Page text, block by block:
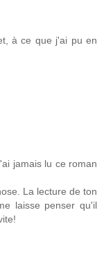
à ce que j'ai pu en
jamais lu ce roman
La lecture de ton
laisse penser qu'il